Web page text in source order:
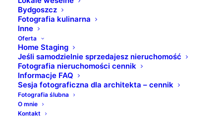
Bydgoszcz
Fotografia kulinarna
Inne
Oferta
Home Staging
Jeśli samodzielnie sprzedajesz nieruchomość
Fotografia nieruchomości cennik
Informacje FAQ
Sesja fotograficzna dla architekta – cennik
Fotografia ślubna
O mnie
Kontakt